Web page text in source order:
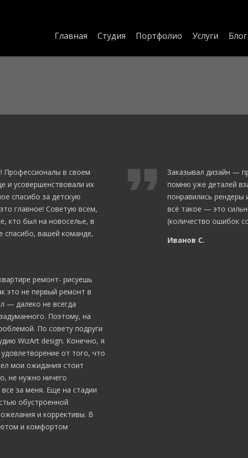
Главная Студия Портфолио Услуги Блог
Профессионалы в своем
и усовершенствовали их
спасибо за детскую
главное! Советую всем,
кто был на новоселье, в
спасибо, вашей команде,
Заказывал дизайн —
помню уже деталей
понравились
всё такое — это
(количество ошибок
Иванов С.
ремонт- рисуешь
это не первый ремонт в
— далеко не всегда
Поэтому, на
По совету подруги
WizArt design. Конечно, я
от того, что
мои ожидания стоит
не нужно ничего
за меня. Еще на стадии
обустроенной
и коррективы. В
и комфортом